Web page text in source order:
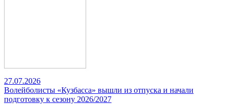
27.07.2026
Волейболисты «Кузбасса» вышли из отпуска и начали
подготовку к сезону 2026/2027